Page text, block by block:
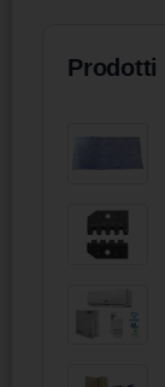
Prodotti